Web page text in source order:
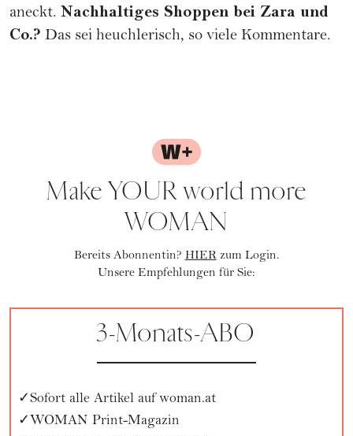
aneckt. Nachhaltiges Shoppen bei Zara und
Co.? Das sei heuchlerisch, so viele Kommentare.
Make YOUR world more
WOMAN
Bereits Abonnentin?HIERzum Login.
Unsere Empfehlungen für Sie:
3-Monats-ABO
Sofort alle Artikel auf woman.at
WOMAN Print-Magazin